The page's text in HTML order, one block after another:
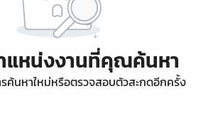
แหน่งงานที่คุณค้นหา
ค้นหาใหม่หรือตรวจสอบตัวสะกดอีกครั้ง